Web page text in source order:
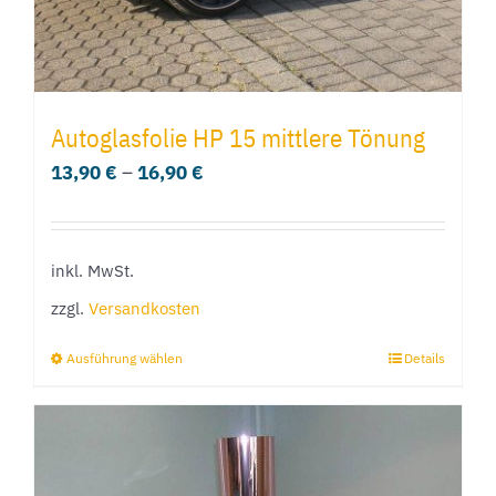
gewählt
werden
Autoglasfolie HP 15 mittlere Tönung
13,90€ –16,90€
inkl. MwSt.
zzgl. Versandkosten
Ausführung wählen
weist
mehrere
Details